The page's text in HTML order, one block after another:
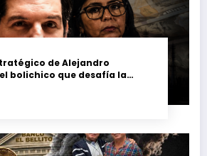
de Alejandro
bolichico que desafía la